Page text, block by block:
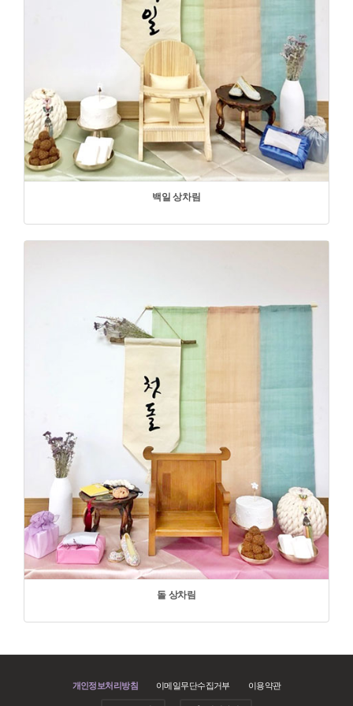
백일 상차림
돌 상차림
개인정보처리방침 이메일무단수집거부 이용약관